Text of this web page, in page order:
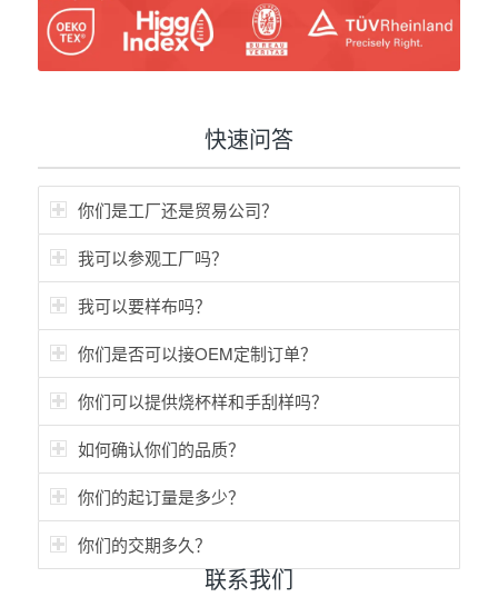
快速问答
你们是工厂还是贸易公司？
我可以参观工厂吗？
我可以要样布吗？
你们是否可以接OEM定制订单？
你们可以提供烧杯样和手刮样吗？
如何确认你们的品质？
你们的起订量是多少？
你们的交期多久？
联系我们